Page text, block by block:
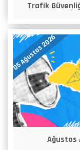
Trafik
05 Ağustos 2026
Ağustos